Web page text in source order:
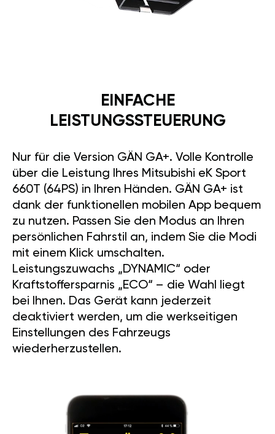
EINFACHE
LEISTUNGSSTEUERUNG
Nur für die Version GÄN GA+. Volle Kontrolle
über die Leistung Ihres Mitsubishi eK Sport
660T (64PS) in Ihren Händen. GÄN GA+ ist
dank der funktionellen mobilen App bequem
zu nutzen. Passen Sie den Modus an Ihren
persönlichen Fahrstil an, indem Sie die Modi
mit einem Klick umschalten.
Leistungszuwachs „DYNAMIC“ oder
Kraftstoffersparnis „ECO“ – die Wahl liegt
bei Ihnen. Das Gerät kann jederzeit
deaktiviert werden, um die werkseitigen
Einstellungen des Fahrzeugs
wiederherzustellen.